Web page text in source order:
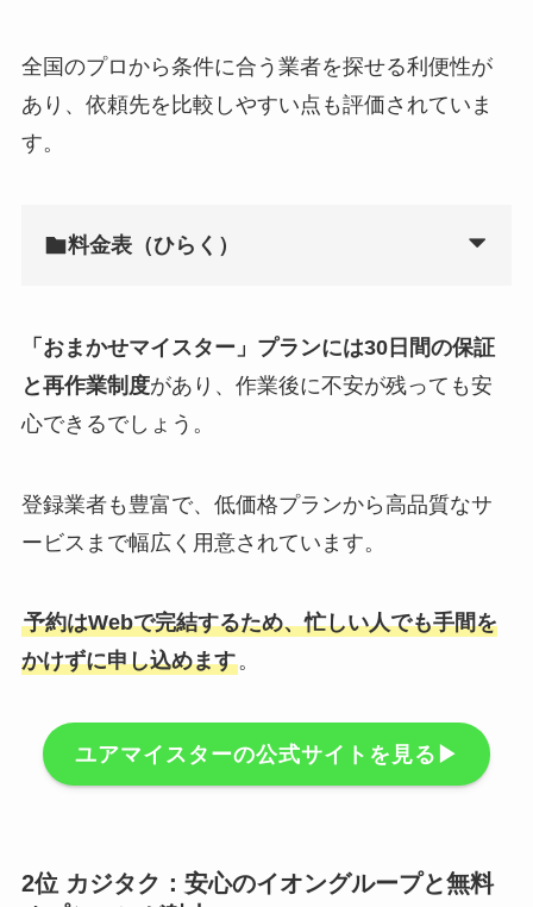
全国のプロから条件に合う業者を探せる利便性が
あり、依頼先を比較しやすい点も評価されていま
す。
料金表（ひらく）
「おまかせマイスター」プランには30日間の保証
と再作業制度があり、作業後に不安が残っても安
心できるでしょう。
登録業者も豊富で、低価格プランから高品質なサ
ービスまで幅広く用意されています。
予約はWebで完結するため、忙しい人でも手間を
かけずに申し込めます。
ユアマイスターの公式サイトを見る▶︎
2位 カジタク：安心のイオングループと無料